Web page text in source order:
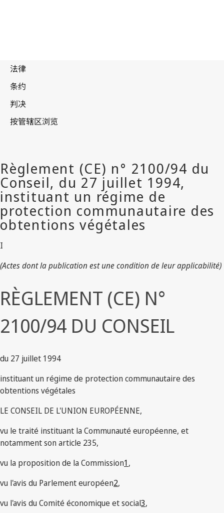
I
(Actes dont la publication est une condition de leur applicabilité)
RÈGLEMENT (CE) N°
2100/94 DU CONSEIL
du 27 juillet 1994
instituant un régime de protection communautaire des
obtentions végétales
LE CONSEIL DE L'UNION EUROPÉENNE,
vu le traité instituant la Communauté européenne, et
notamment son article 235,
vu la proposition de la Commission1,
vu l'avis du Parlement européen2,
vu l'avis du Comité économique et social3,